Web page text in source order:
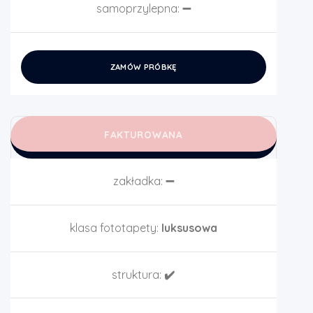
samoprzylepna: ➖
ZAMÓW PRÓBKĘ
FAKTUROWANA
zakładka: ➖
klasa fototapety: luksusowa
struktura: ✔️